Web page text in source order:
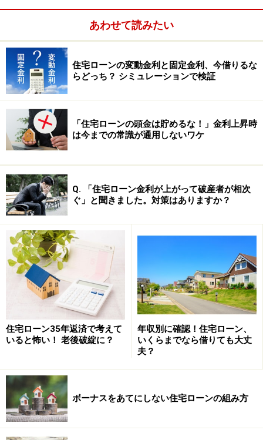
無回答
「提携ローンで申込みした」という人が64.3％。住宅金
融支援機構のアンケートと合わせて考えると、情報も不
動産業者から、そして、利用するローンも提携ローンと
いう人が圧倒的に多いということです。では、提携ロー
ンと金融機関に直接申し込む住宅ローンとでは、どのよ
うな違いがあるのでしょうか？ 提携ローンとは、それほ
提携ローンの特徴は次のページで。
※記事内容は執筆時点のものです。最新の内容をご確認くださ
い。
本記事の内容は一般的な情報提供を目的としており、特定の金融
商品や投資行動を推奨するものではありません。
投資や資産運用に関する最終的なご判断はご自身の責任において
行ってください。
掲載情報の正確性・完全性については十分に配慮しております
が、その内容を保証するものではなく、これに基づく損失・損害
などについて当社は一切の責任を負いません。
最新の情報や詳細については、必ず各金融機関やサービス提供者
の公式情報をご確認ください。
/
あわせて読みたい
住宅ローンの変動金利と固定金利、今借りるな
らどっち？ シミュレーションで検証
「住宅ローンの頭金は貯めるな！」金利上昇時
は今までの常識が通用しないワケ
Q. 「住宅ローン金利が上がって破産者が相次
ぐ」と聞きました。対策はありますか？
住宅ローン35年返済で考えて
いると怖い！ 老後破綻に？
年収別に確認！住宅ローン、
いくらまでなら借りても大丈
夫？
ボーナスをあてにしない住宅ローンの組み方